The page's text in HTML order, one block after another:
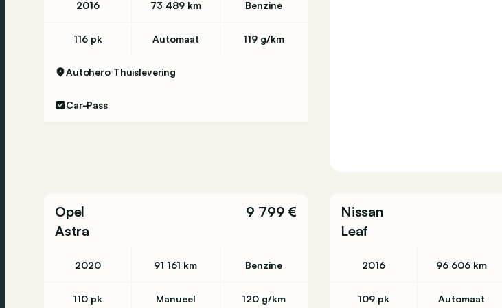
2016 73 489 km Benzine
116 pk Automaat 119 g/km
Autohero Thuislevering
Car-Pass
Opel
Astra
9 799 €
2020 91 161 km Benzine
110 pk Manueel 120 g/km
Nissan
Leaf
2016 96 606 km
109 pk Automaat